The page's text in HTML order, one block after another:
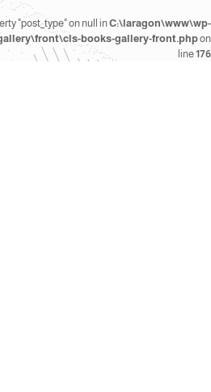
"post_type" on null inC:\laragon\www\wp-
books-gallery-front.phpon
line176